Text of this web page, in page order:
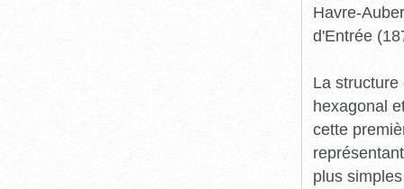
Havre-
d'Entrée
La
hexagonal
cette
plus